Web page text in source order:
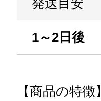
発送目安
1～2日後
【商品の特徴】